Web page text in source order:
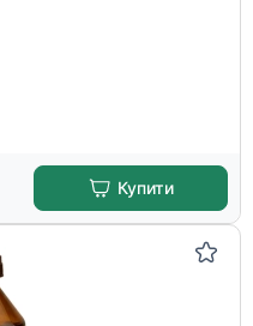
Купити